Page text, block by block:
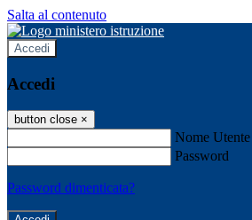
Salta al contenuto
Accedi
Accedi
button close ×
Nome Utente
Password
Password dimenticata?